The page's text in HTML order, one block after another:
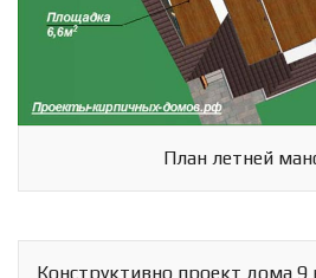
План летней
Конструктивно проект дома 9